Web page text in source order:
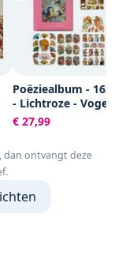
Poëziealbum -
- Lichtroze - Vogels
met 5 vellen
Poëzieplaatjes -
Cadeau - Sint -
Creatief -
€ 27,99
dan ontvangt deze